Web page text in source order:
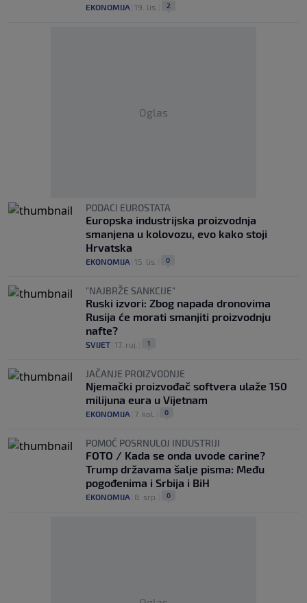
EKONOMIJA 19. lis. 2
Oglas
PODACI EUROSTATA
Europska industrijska proizvodnja
smanjena u kolovozu, evo kako stoji
Hrvatska
EKONOMIJA 15. lis. 0
"NAJBRŽE SANKCIJE"
Ruski izvori: Zbog napada dronovima
Rusija će morati smanjiti proizvodnju
nafte?
SVIJET 17. ruj. 1
JAČANJE PROIZVODNJE
Njemački proizvođač softvera ulaže 150
milijuna eura u Vijetnam
EKONOMIJA 7. kol. 0
POMOĆ POSRNULOJ INDUSTRIJI
FOTO / Kada se onda uvode carine?
Trump državama šalje pisma: Među
pogođenima i Srbija i BiH
EKONOMIJA 8. srp. 0